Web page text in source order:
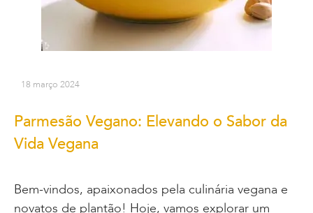
18 março 2024
Parmesão Vegano: Elevando o Sabor da
Vida Vegana
Bem-vindos, apaixonados pela culinária vegana e
novatos de plantão! Hoje, vamos explorar um